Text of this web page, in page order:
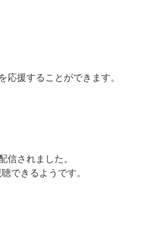
援することができます。
信されました。
できるようです。